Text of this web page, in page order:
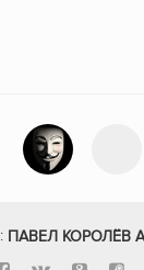
ПАВЕЛ КОРОЛЁВ